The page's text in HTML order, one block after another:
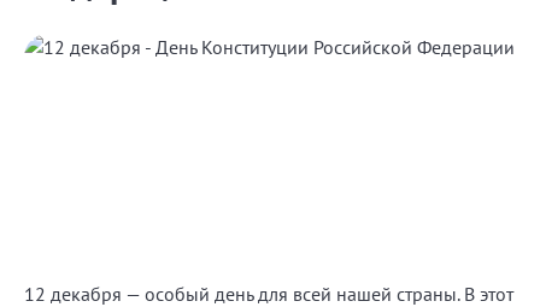
12 декабря — особый день для всей нашей страны. В этот